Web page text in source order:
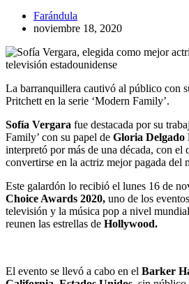
Farándula
noviembre 18, 2020
La barranquillera cautivó al público con
Pritchett en la serie ‘Modern Family’.
Sofía Vergara fue destacada por su
Family’ con su papel de Gloria Delgado
interpretó por más de una década, con el
convertirse en la actriz mejor pagada del
Este galardón lo recibió el lunes 16 de
Choice Awards 2020, uno de los
televisión y la música pop a nivel
reunen las estrellas de Hollywood.
El evento se llevó a cabo en el Barker